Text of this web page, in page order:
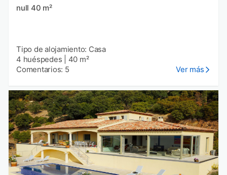
null 40 m²
Tipo de alojamiento: Casa
4 huéspedes
40 m²
Comentarios: 5
Ver más